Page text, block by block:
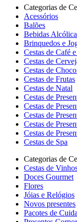
Categorias de
Acessórios
Balões
Bebidas
Brinquedos e
Cestas de Café
Cestas de
Cestas de
Cestas de Frutas
Cestas de Natal
Cestas de
Cestas de
Cestas de
Cestas de
Cestas de
Cestas de Spa
Categorias de
Cestas de
Doces Gourmet
Flores
Jóias e Relógios
Novos presentes
Pacotes de